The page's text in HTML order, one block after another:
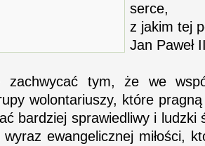
serce,
z jakim tej
Jan Paweł
tym, że we
wolontariuszy, które
bardziej sprawiedliwy i ludzki
ewangelicznej miłości,